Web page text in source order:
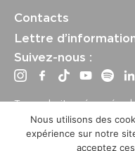
Contacts
Lettre
Suivez-nous :
Tous droits réservés
International Film
générales de vente
Crédits site : Marine
Nous utilisons des
expérience sur notre
acceptez